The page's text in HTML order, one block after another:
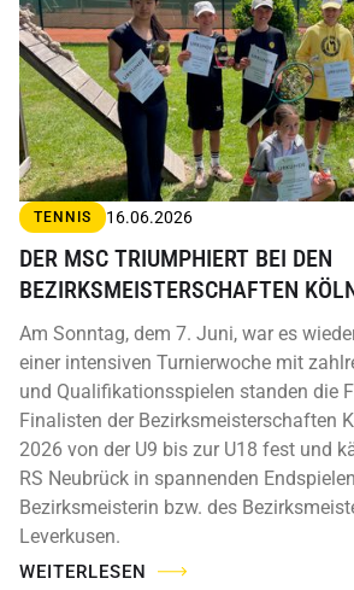
TENNIS 16.06.2026
DER MSC TRIUMPHIERT BEI DEN
BEZIRKSMEISTERSCHAFTEN
Am Sonntag, dem 7. Juni, war es
einer intensiven Turnierwoche mit
und Qualifikationsspielen standen die
Finalisten der Bezirksmeisterschaften
2026 von der U9 bis zur U18 fest und
RS Neubrück in spannenden
Bezirksmeisterin bzw. des
Leverkusen.
WEITERLESEN